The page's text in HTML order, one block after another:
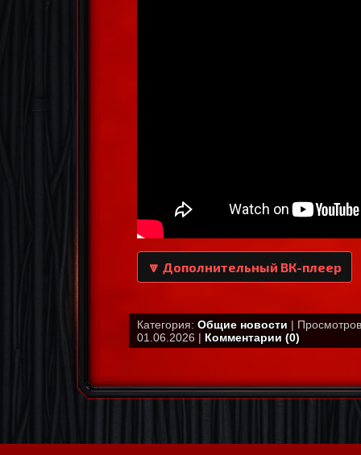
🔽 Дополнительный ВК-плеер
Категория: Общие новости |
01.06.2026 | Комментарии (0)